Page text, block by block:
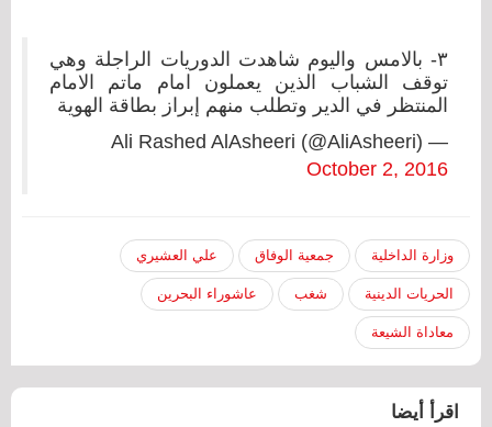
٣- بالامس واليوم شاهدت الدوريات الراجلة وهي
توقف الشباب الذين يعملون امام ماتم الامام
المنتظر في الدير وتطلب منهم إبراز بطاقة الهوية
— Ali Rashed AlAsheeri (@AliAsheeri)
October 2, 2016
وزارة الداخلية جمعية الوفاق علي العشيري
الحريات الدينية شغب عاشوراء البحرين
معاداة الشيعة
اقرأ أيضا